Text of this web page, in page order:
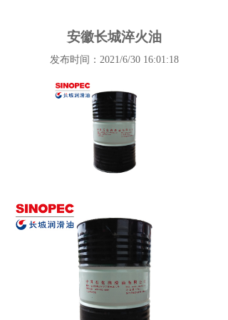
安徽长城淬火油
发布时间：2021/6/30 16:01:18